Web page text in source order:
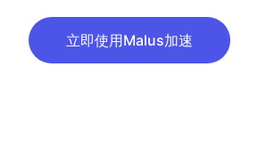
立即使用Malus加速